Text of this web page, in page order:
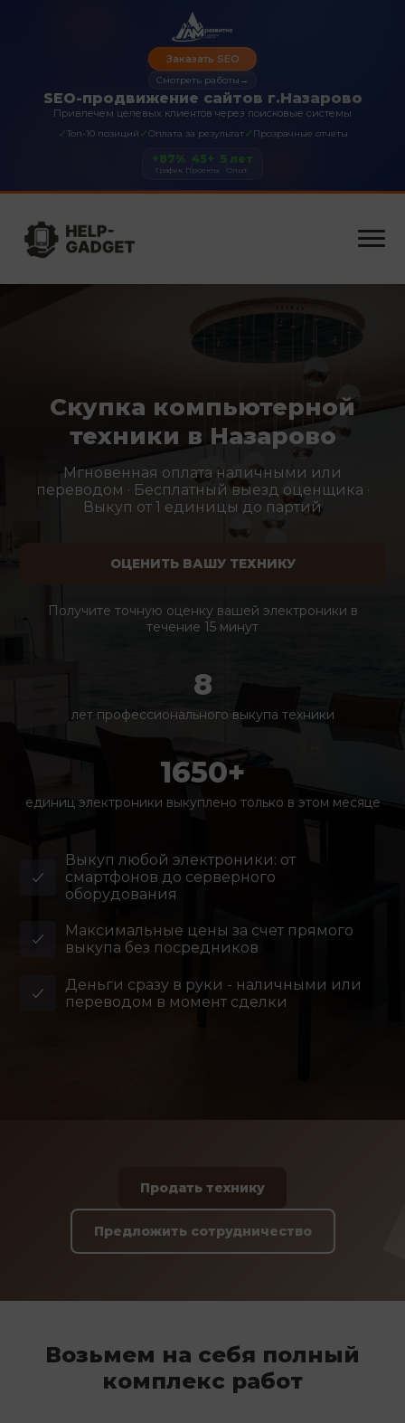
SEO-продвижение сайтов г.Назарово
Привлечем целевых клиентов через поисковые системы
✓Топ-10 позиций ✓Оплата за результат✓ Прозрачные отчеты
Заказать SEO
Смотреть работы →
+87%
Трафик
45+
Проекты
5 лет
Опыт
Скупка компьютерной
техники в Назарово
Мгновенная оплата наличными или
переводом · Бесплатный выезд оценщика ·
Выкуп от 1 единицы до партий
ОЦЕНИТЬ ВАШУ ТЕХНИКУ
Получите точную оценку вашей электроники в
течение 15 минут
8
лет профессионального выкупа техники
1650+
единиц электроники выкуплено только в этом месяце
Выкуп любой электроники: от
смартфонов до серверного
оборудования
Максимальные цены за счет прямого
выкупа без посредников
Деньги сразу в руки - наличными или
переводом в момент сделки
Продать технику
Предложить сотрудничество
Возьмем на себя полный
комплекс работ